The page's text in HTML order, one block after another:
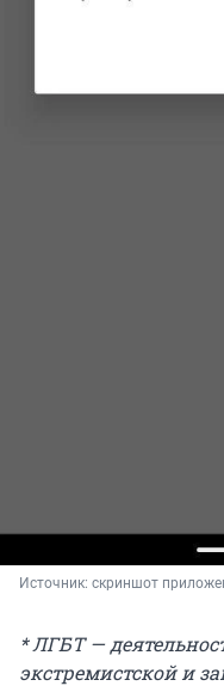
Источник: скриншот
* ЛГБТ —
экстремистской и